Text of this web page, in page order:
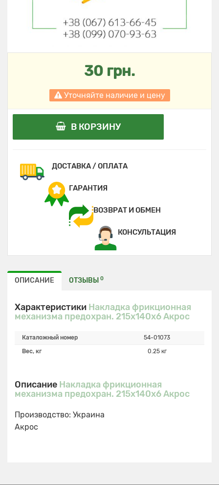
30 грн.
Уточняйте наличие и цену
В КОРЗИНУ
ДОСТАВКА / ОПЛАТА
ГАРАНТИЯ
ВОЗВРАТ И ОБМЕН
КОНСУЛЬТАЦИЯ
ОПИСАНИЕ ОТЗЫВЫ 0
Характеристики Накладка фрикционная
механизма предохран. 215х140х6 Акрос
Каталожный номер
54-01073
Вес, кг
0.25 кг
Описание Накладка фрикционная
механизма предохран. 215х140х6 Акрос
Производство: Украина
Акрос